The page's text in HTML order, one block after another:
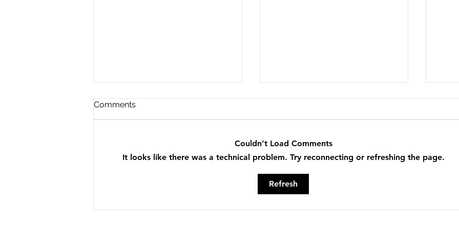
텐트지기 정기모임
(2/2/2025)
Comments
Couldn’t Load Comments
It looks like there was a technical problem. Try reconnecting or refreshing the page.
Refresh